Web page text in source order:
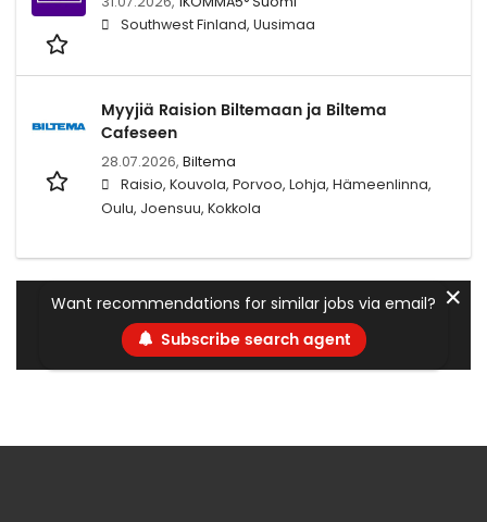
Southwest Finland, Uusimaa
Myyjiä Raision Biltemaan ja Biltema
Cafeseen
28.07.2026, Biltema
Raisio, Kouvola, Porvoo, Lohja, Hämeenlinna,
Oulu, Joensuu, Kokkola
Want recommendations for similar jobs via email?
Subscribe search agent
✕